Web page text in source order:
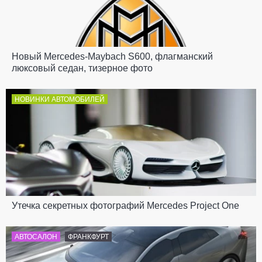
Новый Mercedes-Maybach S600, флагманский
люксовый седан, тизерное фото
НОВИНКИ АВТОМОБИЛЕЙ
Утечка секретных фотографий Mercedes Project One
АВТОСАЛОН ФРАНКФУРТ